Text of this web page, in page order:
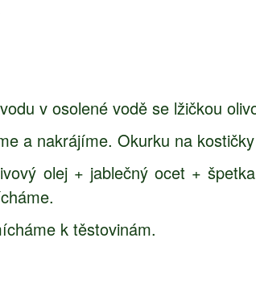
v osolené vodě se lžičkou
a nakrájíme. Okurku na
olej + jablečný ocet +
k těstovinám.